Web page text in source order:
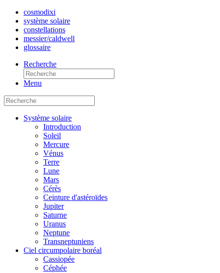
cosmodixi
système solaire
constellations
messier/caldwell
glossaire
Recherche
Menu
Système solaire
Introduction
Soleil
Mercure
Vénus
Terre
Lune
Mars
Cérès
Ceinture d'astéroïdes
Jupiter
Saturne
Uranus
Neptune
Transneptuniens
Ciel circumpolaire boréal
Cassiopée
Céphée